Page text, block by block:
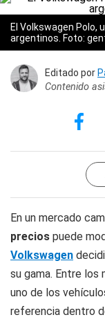
El Volkswagen Polo,
argentinos. Foto:
Editado por
Contenido
En un mercado
precios puede
Volkswagen
su gama. Entre los
uno de los
referencia dentro